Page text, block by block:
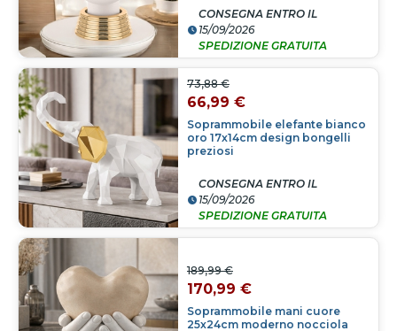
CONSEGNA ENTRO IL
15/09/2026
SPEDIZIONE GRATUITA
Soprammobile elefante bianco
oro 17x14cm design bongelli
preziosi
73,88 €
66,99 €
CONSEGNA ENTRO IL
15/09/2026
SPEDIZIONE GRATUITA
Soprammobile mani cuore
25x24cm moderno nocciola
189,99 €
170,99 €